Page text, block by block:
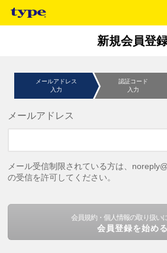
新規会員登
メールアドレス
入力
認証コード
入力
メールアドレス
メール受信制限されている方は、
の受信を許可してください。
会員規約・個人情報の取り扱い
会員登録を始める